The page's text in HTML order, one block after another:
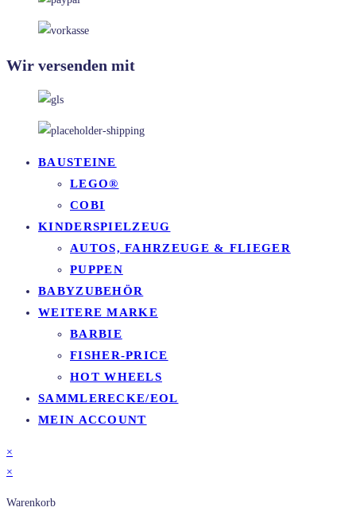
Wir versenden mit
BAUSTEINE
LEGO®
COBI
KINDERSPIELZEUG
AUTOS, FAHRZEUGE & FLIEGER
PUPPEN
BABYZUBEHÖR
WEITERE MARKE
BARBIE
FISHER-PRICE
HOT WHEELS
SAMMLERECKE/EOL
MEIN ACCOUNT
×
×
Warenkorb